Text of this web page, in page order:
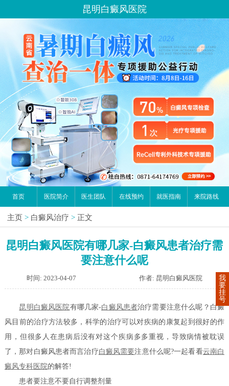
昆明白癜风医院
首页 医院简介 医生团队 在线预约 就医指南 来院路线
主页 > 白癜风治疗 > 正文
昆明白癜风医院有哪几家-白癜风患者治疗需
要注意什么呢
时间: 2023-04-07 作者: 昆明白癜风医院
昆明白癜风医院有哪几家-白癜风患者治疗需要注意什么呢？白癜
风目前的治疗方法较多，科学的治疗可以对疾病的康复起到很好的作
用，但很多人在患病后没有对这个疾病多多重视，导致病情被耽误
了，那对白癜风患者而言治疗白癜风需要注意什么呢?一起看看云南白
癜风专科医院的解答!
患者要注意不要自行调整剂量
我
要
挂
号